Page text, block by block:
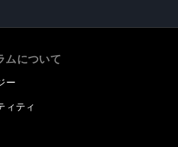
ムについて
ー
ィティ